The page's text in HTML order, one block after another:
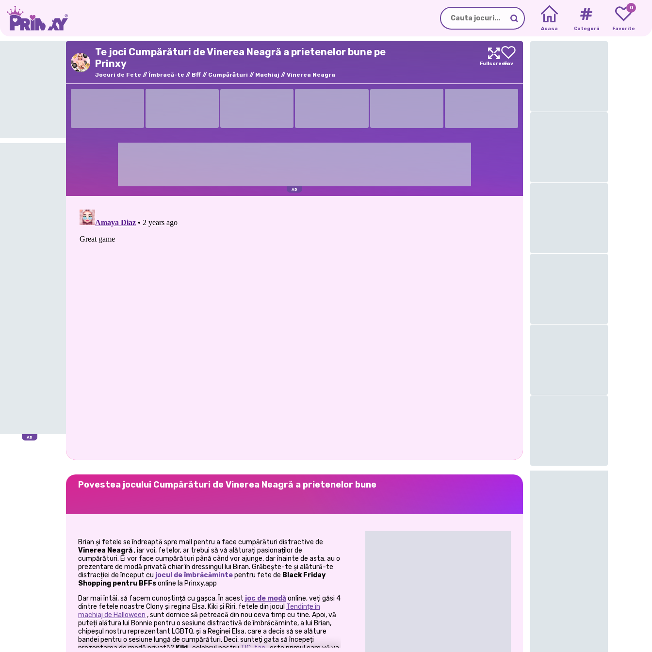
Acasa Categorii
0
Favorite
Te joci Cumpărături de Vinerea Neagră a prietenelor bune pe
Prinxy
Jocuri de Fete Îmbracă-te Bff Cumpărături Machiaj Vinerea Neagra
Povestea jocului Cumpărături de Vinerea Neagră a prietenelor bune
Brian și fetele se îndreaptă spre mall pentru a face cumpărături distractive de
Vinerea Neagră, iar voi, fetelor, ar trebui să vă alăturați pasionaților de
cumpărături. Ei vor face cumpărături până când vor ajunge, dar înainte de asta, au o
prezentare de modă privată chiar în dressingul lui Biran. Grăbește-te și alătură-te
distracției de început cu jocul de îmbrăcămintepentru fete de Black Friday
Shopping pentru BFFsonline la Prinxy.app
Dar mai întâi, să facem cunoștință cu gașca. În acest joc de modăonline, veți găsi 4
dintre fetele noastre Clony și regina Elsa. Kiki și Riri, fetele din jocul Tendințe în
machiaj de Halloween , sunt dornice să petreacă din nou ceva timp cu tine. Apoi, vă
puteți alătura lui Bonnie pentru o sesiune distractivă de îmbrăcăminte, a lui Brian,
chipeșul nostru reprezentant LGBTQ, și a Reginei Elsa, care a decis să se alăture
bandei pentru o sesiune lungă de cumpărături. Deci, sunteți gata să începeți
prezentarea de modă privată? Kiki , celebrul nostru TIC-tac , este primul care vă va